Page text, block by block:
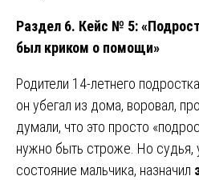
Раздел 6. Кейс № 5:
был криком о помощи»
Родители 14-летнего
он убегал из дома, воровал,
думали, что это просто
нужно быть строже. Но судья,
состояние мальчика, назначил